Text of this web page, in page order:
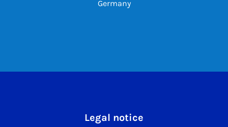
Germany
Legal notice